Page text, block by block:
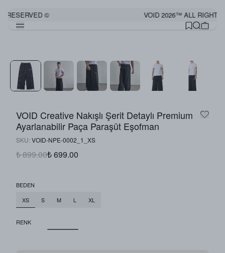
RESERVED © VOID 2026™ ALL RIGHTS
VOID Creative Nakışlı Şerit Detaylı Premium
Ayarlanabilir Paça Paraşüt Eşofman
SKU: VOID-NPE-0002_1_XS
₺ 899.00₺ 699.00
BEDEN
XS
S M L XL
RENK